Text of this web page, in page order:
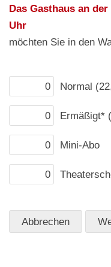
Das Gasthaus an der
Uhr
möchten Sie in den
Normal
Ermäßigt*
Mini-Abo